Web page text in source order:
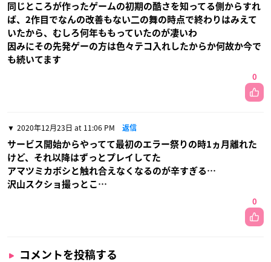
同じところが作ったゲームの初期の酷さを知ってる側からすれ
ば、2作目でなんの改善もない二の舞の時点で終わりはみえて
いたから、むしろ何年ももっていたのが凄いわ
因みにその先発ゲーの方は色々テコ入れしたからか何故か今で
も続いてます
0
2020年12月23日 at 11:06 PM 返信
サービス開始からやってて最初のエラー祭りの時1ヵ月離れた
けど、それ以降はずっとプレイしてた
アマツミカボシと触れ合えなくなるのが辛すぎる…
沢山スクショ撮っとこ…
0
コメントを投稿する